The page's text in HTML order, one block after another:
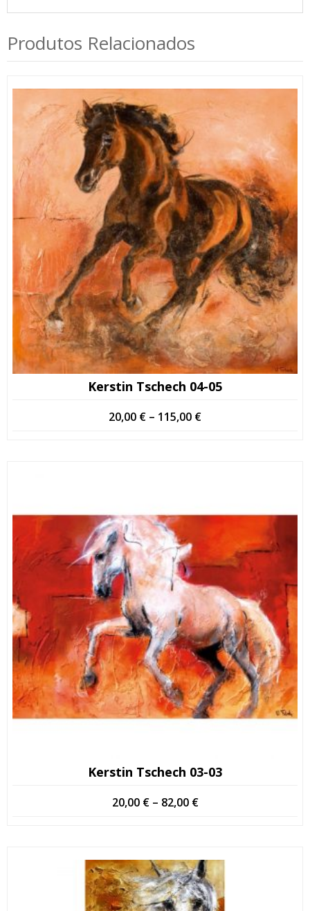
Produtos Relacionados
Kerstin Tschech 04-05
20,00 € – 115,00 €Price
Kerstin Tschech 03-03
20,00 € – 82,00 €Price